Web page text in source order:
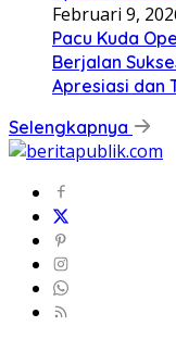
Februari 9,
Pacu Kuda
Berjalan
Apresiasi dan
Selengkapnya